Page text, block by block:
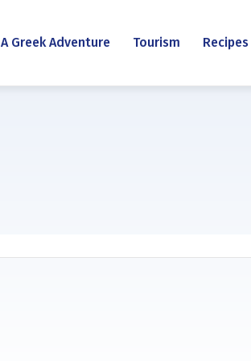
A Greek Adventure Tourism Recipes